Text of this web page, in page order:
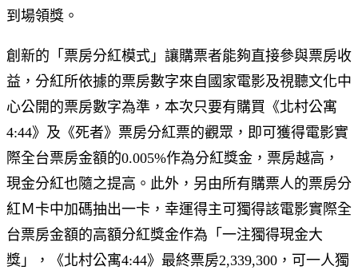
到場領獎。
創新的「票房分紅模式」讓購票者能夠直接參與票房收
益，分紅所依據的票房數字來自國家電影及視聽文化中
心公開的票房數字為準，本次只要有購買《北村公寓
4:44》及《死者》票房分紅票的觀眾，即可獲得電影實
際全台票房金額的0.005%作為分紅獎金，票房越高，
現金分紅也隨之提高。此外，另由所有購票人的票房分
紅Ｍ卡中加碼抽出一卡，幸運得主可獨得該電影實際全
台票房金額的高額分紅獎金作為「一注獨得現金大
獎」，《北村公寓4:44》最終票房2,339,300，可一人獨